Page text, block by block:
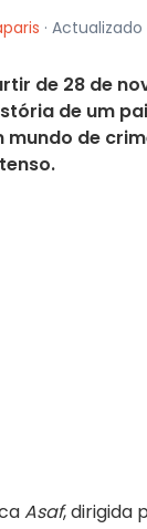
·
de 28 de
de um
mundo de
Asaf, dirigida